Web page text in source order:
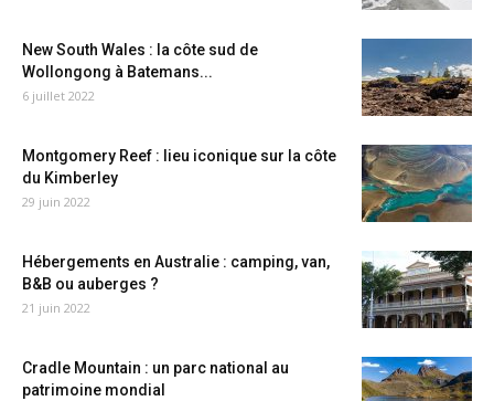
New South Wales : la côte sud de
Wollongong à Batemans...
6 juillet 2022
Montgomery Reef : lieu iconique sur la côte
du Kimberley
29 juin 2022
Hébergements en Australie : camping, van,
B&B ou auberges ?
21 juin 2022
Cradle Mountain : un parc national au
patrimoine mondial